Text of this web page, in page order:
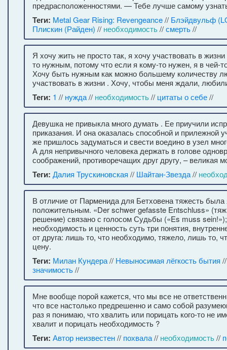
предрасположенностями. — Тебе лучше самому
Теги: Metal Gear Rising: Revengeance// Блэйдвульф
Плискин (Райден) // необходимость//смерть//
Я хочу жить не просто так, я хочу участвовать в
то нужным, потому что если я кому-то нужен, я в чей-
Хочу быть нужным как можно большему количеству
участвовать в жизни . Хочу, чтобы меня ждали,
Теги: 1 // нужда// необходимость// цитаты о себе//
Девушка не привыкла много думать . Ее приучили
приказания. И она оказалась способной и прилежной
же пришлось задуматься и свести воедино в узел
А для непривычного человека держать в голове
соображений, противоречащих друг другу, – великая
Теги: Далия Трускиновская // Шайтан-Звезда//
В отличие от Парменида для Бетховена тяжесть была
положительным. «Der schwer gefasste Entschluss»
решение) связано с голосом Судьбы («Es muss
необходимость и ценность суть три понятия,
от друга: лишь то, что необходимо, тяжело, лишь то,
цену.
Теги: Милан Кундера// Невыносимая лёгкость бытия
значимость//
Мне вообще порой кажется, что мы все не
что все настолько предрешенно и само собой
раз я понимаю, что хвалить или порицать кого-то не
хвалит и порицать необходимость ?
Теги: Автор неизвестен// похвала// необходимость//